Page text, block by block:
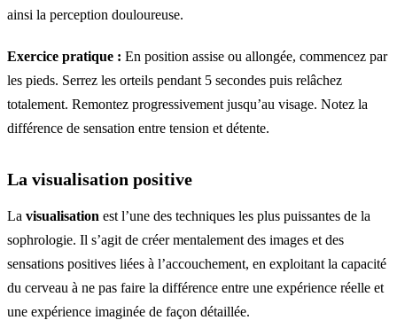
ainsi la perception douloureuse.
Exercice pratique : En position assise ou allongée, commencez par
les pieds. Serrez les orteils pendant 5 secondes puis relâchez
totalement. Remontez progressivement jusqu’au visage. Notez la
différence de sensation entre tension et détente.
La visualisation positive
La visualisation est l’une des techniques les plus puissantes de la
sophrologie. Il s’agit de créer mentalement des images et des
sensations positives liées à l’accouchement, en exploitant la capacité
du cerveau à ne pas faire la différence entre une expérience réelle et
une expérience imaginée de façon détaillée.